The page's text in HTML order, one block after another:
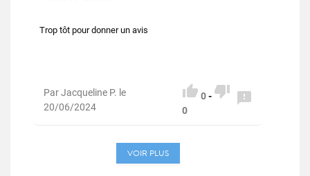
Trop tôt pour donner un avis
Par Jacqueline P. le
20/06/2024
 0- 
0

VOIR PLUS